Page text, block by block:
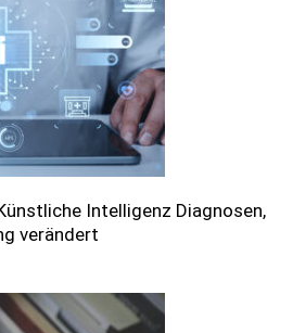
Intelligenz Diagnosen,
verändert